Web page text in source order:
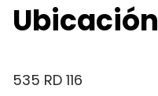
Ubicación
535 RD 116